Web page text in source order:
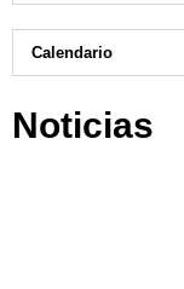
Calendario
Noticias